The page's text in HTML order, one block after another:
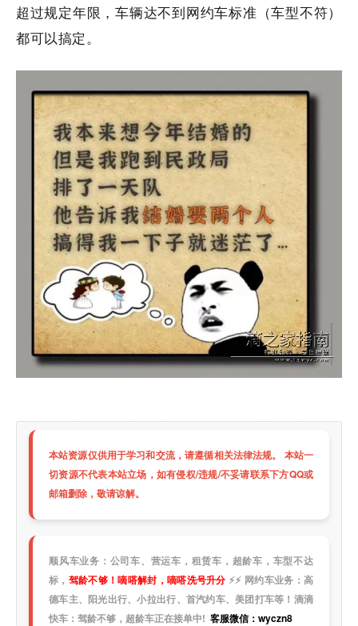
超过规定年限，车辆达不到网约车标准（车型不符）
都可以搞定。
本站资源仅供用于学习和交流，请遵循相关法律法规。 本站一
切资源不代表本站立场，如有侵权/违规/不妥请联系下方QQ或
邮箱删除，敬请谅解。
顺风车业务：公司车、营运车，租赁车，超龄车，车型不达
标， 驾龄不够！嘀嗒解封，嘀嗒洗号升分 ⚡⚡ 网约车业务：高
德车主、阳光出行、小拉出行、首汽约车、美团打车等！滴滴
快车：驾龄不够，超龄车正在接单中! 客服微信：wyczn8